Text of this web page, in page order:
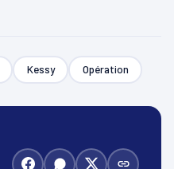
Kessy Opération